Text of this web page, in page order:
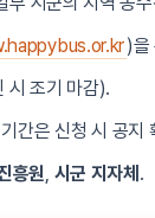
)을
시 조기 마감).
간은 신청 시 공지
흥원, 시군 지자체 .